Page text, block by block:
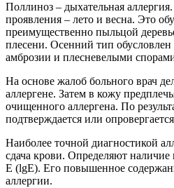
Поллиноз – дыхательная
проявления – лето и весна. Это
преимущественно пыльцой
плесени. Осенний тип
амброзии и плесневелыми
На основе жалоб больного врач
аллергене. Затем в кожу
очищенного аллергена. По
подтверждается или
Наиболее точной диагностикой
сдача крови. Определяют
Е (lgE). Его повышенное
аллергии.